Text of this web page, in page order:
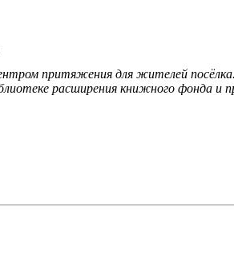
притяжения для жителей
расширения книжного фонда и